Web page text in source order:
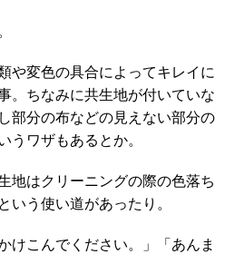
や変色の具合によってキレイに
。ちなみに共生地が付いていな
部分の布などの見えない部分の
うワザもあるとか。
地はクリーニングの際の色落ち
いう使い道があったり。
けこんでください。」「あんま